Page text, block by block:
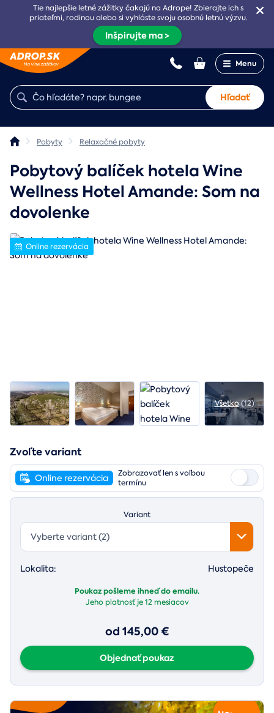
Tie najlepšie letné zážitky čakajú na Adrope! Zbierajte ich s
priateľmi, rodinou alebo si vyhláste svoju osobnú letnú výzvu.
Inšpirujte ma >
Menu
Hľadať
Pobyty Relaxačné pobyty
Pobytový balíček hotela Wine
Wellness Hotel Amande: Som na
dovolenke
Online rezervácia
Všetko(12)
Zvoľte variant
Online rezervácia
Zobrazovať len s voľbou
termínu
Variant
Vyberte variant (2)
Lokalita: Hustopeče
Poukaz pošleme ihneď do emailu.
Jeho platnosť je12 mesiacov
od 145,00 €
Objednať poukaz